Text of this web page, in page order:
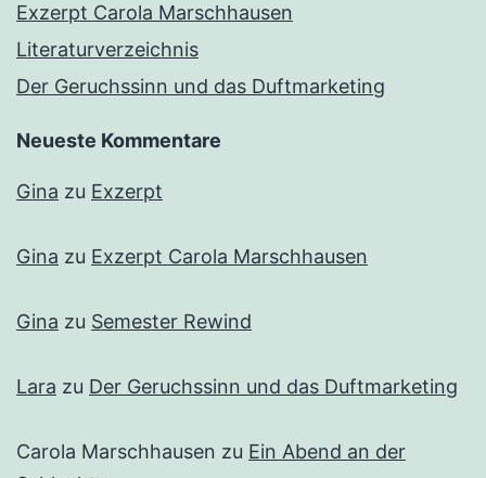
Exzerpt Carola Marschhausen
Literaturverzeichnis
Der Geruchssinn und das Duftmarketing
Neueste Kommentare
Gina zu Exzerpt
Gina zu Exzerpt Carola Marschhausen
Gina zu Semester Rewind
Lara zu Der Geruchssinn und das Duftmarketing
Carola Marschhausen zu Ein Abend an der